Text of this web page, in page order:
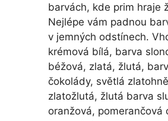
barvách, kde prim hraje
Nejlépe vám padnou
v jemných odstínech.
krémová bílá, barva
béžová, zlatá, žlutá,
čokolády, světlá
zlatožlutá, žlutá barva
oranžová, pomerančová